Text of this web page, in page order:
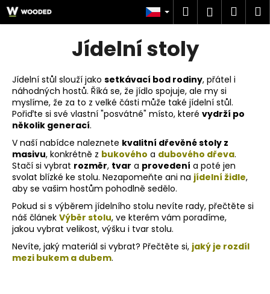
Přejít
na
obsah
Hledat
Jídelní stoly
Jídelní stůl slouží jako setkávací bod rodiny, přátel i
náhodných hostů. Říká se, že jídlo spojuje, ale my si
myslíme, že za to z velké části může také jídelní stůl.
Pořiďte si své vlastní "posvátné" místo, které vydrží po
několik generací.
V naší nabídce naleznete kvalitní dřevěné stoly z
masivu, konkrétně z bukového a dubového dřeva.
Stačí si vybrat rozměr, tvar a provedení a poté jen
svolat blízké ke stolu. Nezapomeňte ani na jídelní židle,
aby se vašim hostům pohodlně sedělo.
Pokud si s výběrem jídelního stolu nevíte rady, přečtěte si
náš článek Výběr stolu, ve kterém vám poradíme,
jakou vybrat velikost, výšku i tvar stolu.
Nevíte, jaký materiál si vybrat? Přečtěte si, jaký je rozdíl
mezi bukem a dubem.
K
o
o
p
o
t
ř
e
b
u
j
e
t
e